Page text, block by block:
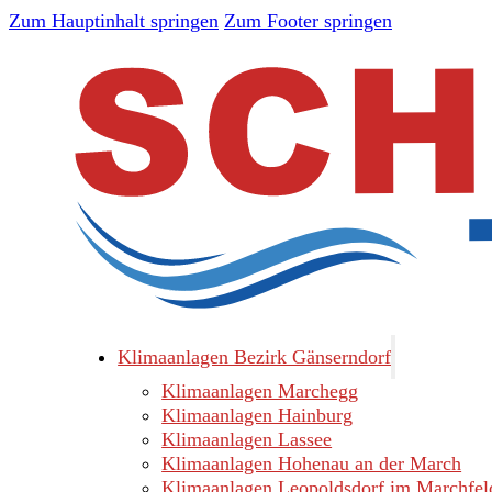
Zum Hauptinhalt springen Zum Footer springen
Klimaanlagen Bezirk Gänserndorf
Klimaanlagen Marchegg
Klimaanlagen Hainburg
Klimaanlagen Lassee
Klimaanlagen Hohenau an der March
Klimaanlagen Leopoldsdorf im